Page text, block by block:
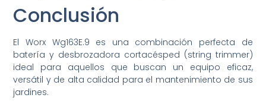
Conclusión
El Worx Wg163E.9 es una combinación perfecta de
batería y desbrozadora cortacésped (string trimmer)
ideal para aquellos que buscan un equipo eficaz,
versátil y de alta calidad para el mantenimiento de sus
jardines.